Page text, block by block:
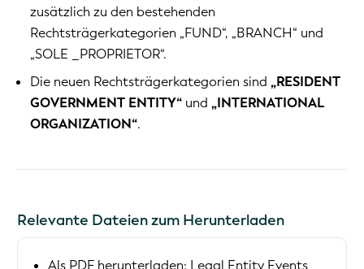
zusätzlich zu den bestehenden
Rechtsträgerkategorien „FUND“, „BRANCH“ und
„SOLE _PROPRIETOR“.
Die neuen Rechtsträgerkategorien sind „RESIDENT
GOVERNMENT ENTITY“ und „INTERNATIONAL
ORGANIZATION“.
Relevante Dateien zum Herunterladen
Als PDF herunterladen: Legal Entity Events